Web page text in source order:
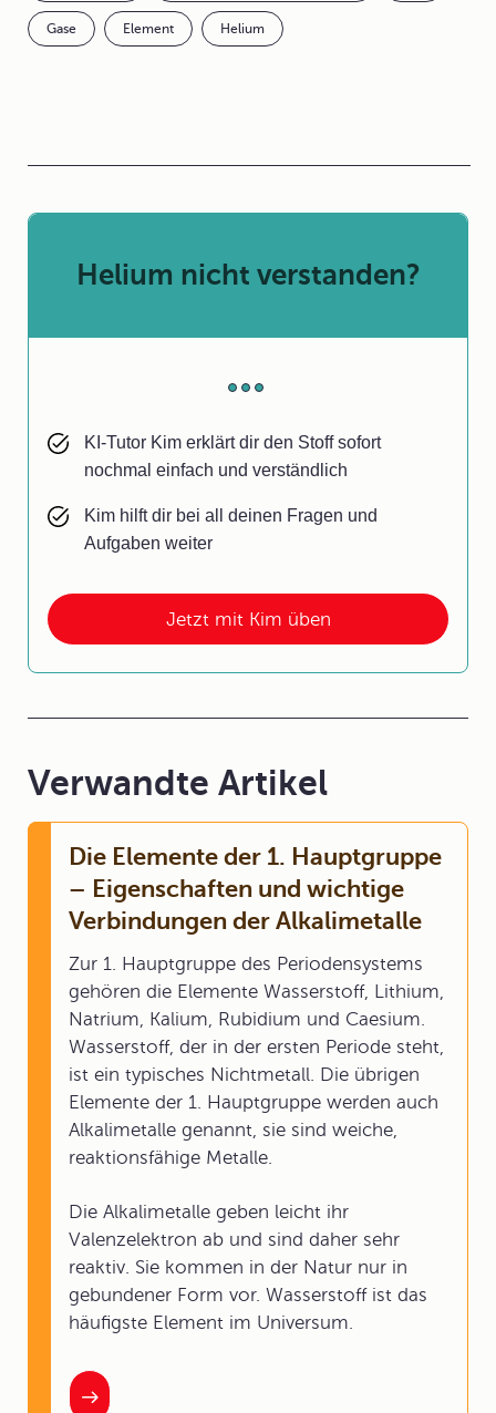
Gase Element Helium
Jetzt mit Kim üben
Helium nicht verstanden?
KI-Tutor Kim erklärt dir den Stoff sofort
nochmal einfach und verständlich
Kim hilft dir bei all deinen Fragen und
Aufgaben weiter
Verwandte Artikel
Die Elemente der 1. Hauptgruppe
– Eigenschaften und wichtige
Verbindungen der Alkalimetalle
Zur 1. Hauptgruppe des Periodensystems
gehören die Elemente Wasserstoff, Lithium,
Natrium, Kalium, Rubidium und Caesium.
Wasserstoff, der in der ersten Periode steht,
ist ein typisches Nichtmetall. Die übrigen
Elemente der 1. Hauptgruppe werden auch
Alkalimetalle genannt, sie sind weiche,
reaktionsfähige Metalle.
Die Alkalimetalle geben leicht ihr
Valenzelektron ab und sind daher sehr
reaktiv. Sie kommen in der Natur nur in
gebundener Form vor. Wasserstoff ist das
häufigste Element im Universum.